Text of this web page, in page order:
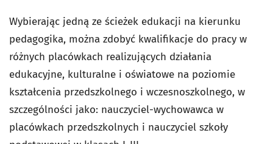
Wybierając jedną ze ścieżek edukacji na kierunku
pedagogika, można zdobyć kwalifikacje do pracy w
różnych placówkach realizujących działania
edukacyjne, kulturalne i oświatowe na poziomie
kształcenia przedszkolnego i wczesnoszkolnego, w
szczególności jako: nauczyciel-wychowawca w
placówkach przedszkolnych i nauczyciel szkoły